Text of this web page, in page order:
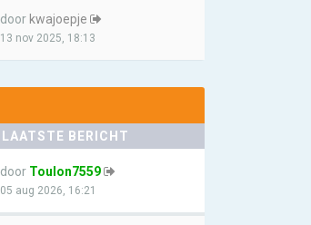
door kwajoepje
13 nov 2025, 18:13
LAATSTE BERICHT
door Toulon7559
05 aug 2026, 16:21